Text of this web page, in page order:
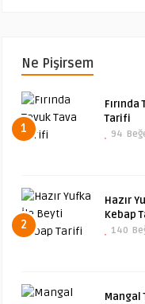
Ne Pişirsem
1
Fırında
Tarifi
94
2
Hazır
Kebap
140
Mangal